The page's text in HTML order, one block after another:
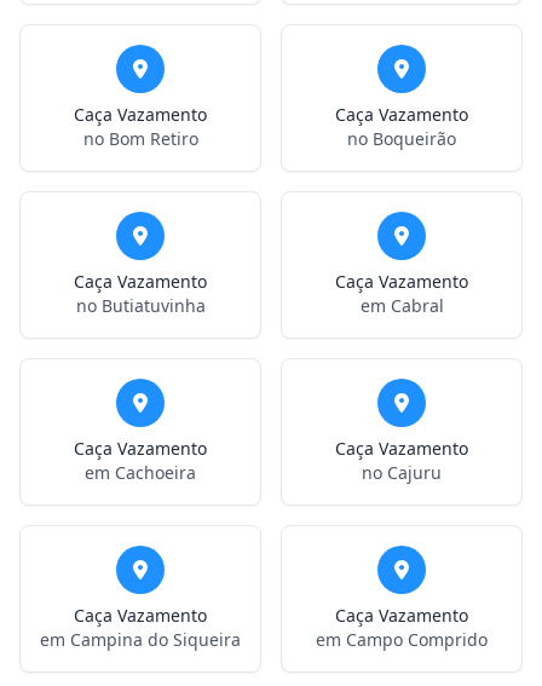
Caça Vazamento
no Bom Retiro
Caça Vazamento
no Boqueirão
Caça Vazamento
no Butiatuvinha
Caça Vazamento
em Cabral
Caça Vazamento
em Cachoeira
Caça Vazamento
no Cajuru
Caça Vazamento
em Campina do Siqueira
Caça Vazamento
em Campo Comprido